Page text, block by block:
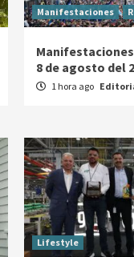
Manifestaciones
Manifestaciones
8 de agosto del
1 hora ago
Lifestyle